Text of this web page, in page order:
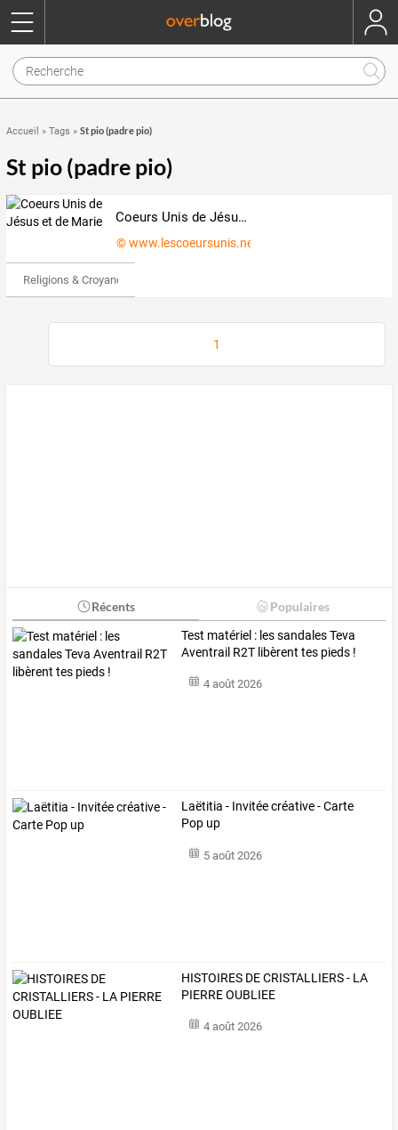
Accueil » Tags » St pio (padre pio)
St pio (padre pio)
Coeurs Unis de Jésus et de Marie
© www.lescoeursunis.net
Religions & Croyances
1
Récents Populaires
Test matériel : les sandales Teva
Aventrail R2T libèrent tes pieds !
4 août 2026
Laëtitia - Invitée créative - Carte
Pop up
5 août 2026
HISTOIRES DE CRISTALLIERS - LA
PIERRE OUBLIEE
4 août 2026